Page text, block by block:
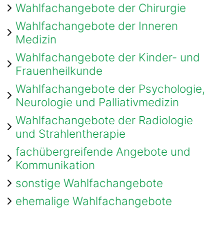
Wahlfachangebote der Chirurgie
Wahlfachangebote der Inneren
Medizin
Wahlfachangebote der Kinder- und
Frauenheilkunde
Wahlfachangebote der Psychologie,
Neurologie und Palliativmedizin
Wahlfachangebote der Radiologie
und Strahlentherapie
fachübergreifende Angebote und
Kommunikation
sonstige Wahlfachangebote
ehemalige Wahlfachangebote